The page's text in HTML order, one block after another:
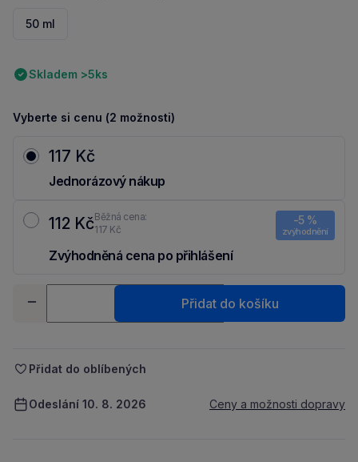
50 ml
Skladem >5ks
Vyberte si cenu (2 možnosti)
117 Kč
Jednorázový nákup
112 KčBěžná cena:
117 Kč
-5 %
zvýhodnění
Zvýhodněná cena po přihlášení
-
+
Přidat do košíku
Přidat do oblíbených
Odeslání 10. 8. 2026 Ceny a možnosti dopravy